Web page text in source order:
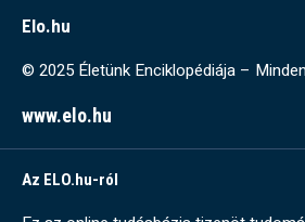
Elo.hu
© 2025 Életünk Enciklopédiája –
www.elo.hu
Az ELO.hu-ról